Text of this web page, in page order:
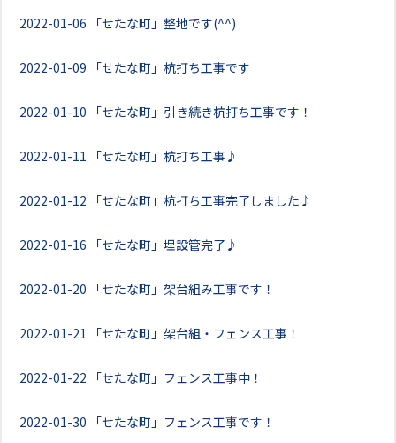
2022-01-06 「せたな町」整地です(^^)
2022-01-09 「せたな町」杭打ち工事です
2022-01-10 「せたな町」引き続き杭打ち工事です！
2022-01-11 「せたな町」杭打ち工事♪
2022-01-12 「せたな町」杭打ち工事完了しました♪
2022-01-16 「せたな町」埋設管完了♪
2022-01-20 「せたな町」架台組み工事です！
2022-01-21 「せたな町」架台組・フェンス工事！
2022-01-22 「せたな町」フェンス工事中！
2022-01-30 「せたな町」フェンス工事です！